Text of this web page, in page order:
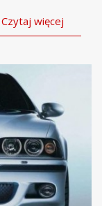
Czytaj więcej